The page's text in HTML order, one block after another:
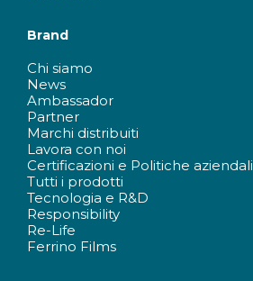
Brand
Chi siamo
News
Ambassador
Partner
Marchi distribuiti
Lavora con noi
Certificazioni e Politiche aziendali
Tutti i prodotti
Tecnologia e R&D
Responsibility
Re-Life
Ferrino Films